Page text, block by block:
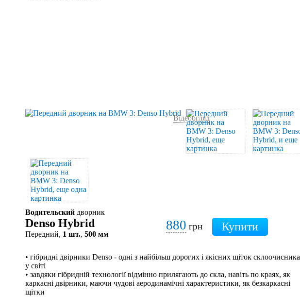
Відеоогляд
Водительский дворник
Denso Hybrid
Передний, 1 шт., 500 мм
880 грн
• гібридні двірники Denso - одні з найбільш дорогих і якісних щіток склоочисника
у світі
• завдяки гібридній технології відмінно прилягають до скла, навіть по краях, як
каркасні двірники, маючи чудові аеродинамічні характеристики, як безкаркасні
щітки